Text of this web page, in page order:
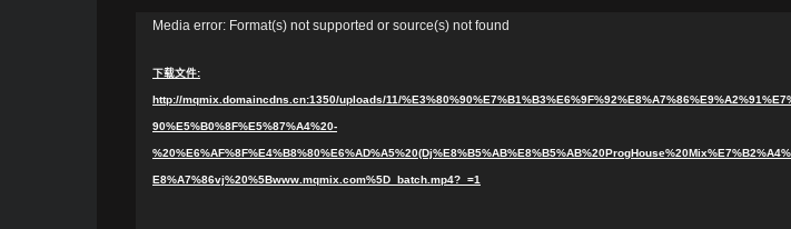
Media error: Format(s) not supported or source(s) not found
下载文件:
http://mqmix.domaincdns.cn:1350/uploads/11/
90%E5%B0%8F%E5%87%A4%20-
E8%A7%86vj%20%5Bwww.mqmix.com%5D_batch.mp4?_=1